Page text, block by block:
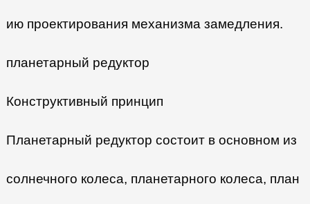
ию проектирования механизма замедления.
планетарный редуктор
Конструктивный принцип
Планетарный редуктор состоит в основном из
солнечного колеса, планетарного колеса, план